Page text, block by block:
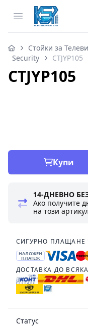
Open menu
Стойки за
Security
CTJYP105
CTJYP105
Купи
14-ДНЕВНО
Ако получите
на този
СИГУРНО ПЛАЩАНЕ
НАЛОЖЕН
ПЛАТЕЖ
ДОСТАВКА ДО
Статус